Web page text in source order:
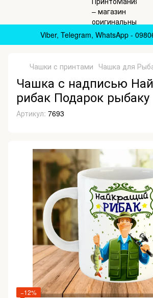
Viber, Telegram, WhatsApp -
Чашки с принтами Чашка для
Чашка с надписью
рибак Подарок рыбаку
Артикул: 7693
−12%